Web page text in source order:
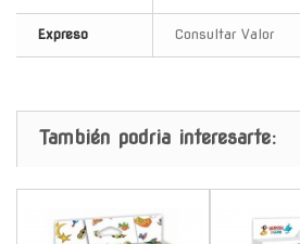
Expreso Consultar Valor
También podria interesarte: